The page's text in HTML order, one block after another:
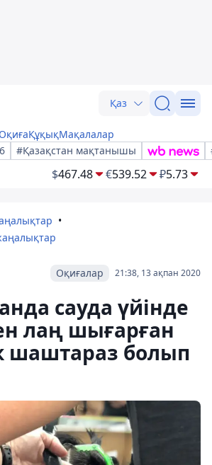
Қаз
ОқиғаҚұқықМақалалар
#Қазақстан мақтанышы
$467.48 €539.52 ₽5.73
21:38, 13 ақпан 2020
Оқиғалар
сауда үйінде
лаң шығарған
шаштараз болып